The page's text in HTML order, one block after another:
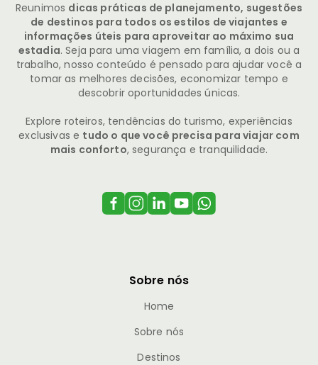
Reunimos dicas práticas de planejamento, sugestões
de destinos para todos os estilos de viajantes e
informações úteis para aproveitar ao máximo sua
estadia. Seja para uma viagem em família, a dois ou a
trabalho, nosso conteúdo é pensado para ajudar você a
tomar as melhores decisões, economizar tempo e
descobrir oportunidades únicas.
Explore roteiros, tendências do turismo, experiências
exclusivas e tudo o que você precisa para viajar com
mais conforto, segurança e tranquilidade.
Sobre nós
Home
Sobre nós
Destinos